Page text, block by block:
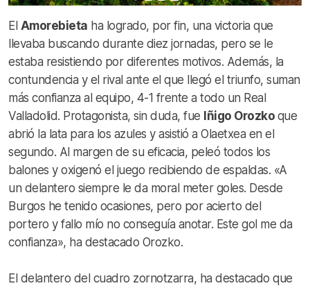
El Amorebieta ha logrado, por fin, una victoria que
llevaba buscando durante diez jornadas, pero se le
estaba resistiendo por diferentes motivos. Además, la
contundencia y el rival ante el que llegó el triunfo, suman
más confianza al equipo, 4-1 frente a todo un Real
Valladolid. Protagonista, sin duda, fue Iñigo Orozko que
abrió la lata para los azules y asistió a Olaetxea en el
segundo. Al margen de su eficacia, peleó todos los
balones y oxigenó el juego recibiendo de espaldas. «A
un delantero siempre le da moral meter goles. Desde
Burgos he tenido ocasiones, pero por acierto del
portero y fallo mío no conseguía anotar. Este gol me da
confianza», ha destacado Orozko.
El delantero del cuadro zornotzarra, ha destacado que